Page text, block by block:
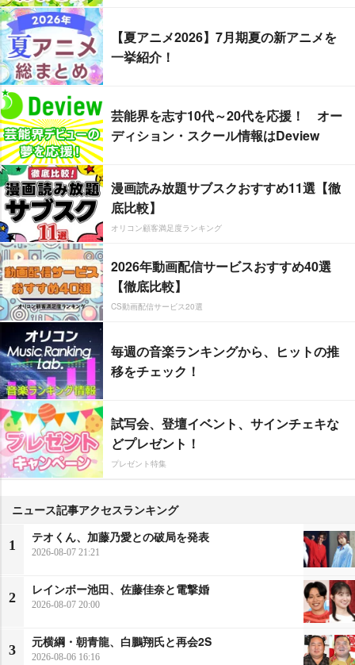
【夏アニメ2026】7月期夏の新アニメを
一挙紹介！
芸能界を志す10代～20代を応援！ オー
ディション・スクール情報はDeview
漫画読み放題サブスクおすすめ11選【徹
底比較】
オリコン顧客満足度ランキング
2026年動画配信サービスおすすめ40選
【徹底比較】
CS動画配信サービス20選
毎週の音楽ランキングから、ヒットの推
移をチェック！
試写会、登壇イベント、サインチェキな
どプレゼント！
プレゼント特集
ニュース記事アクセスランキング
1
テオくん、加藤乃愛との破局を発表
2026-08-07 21:21
2
レインボー池田、佐藤佳奈と電撃婚
2026-08-07 20:00
3
元横綱・朝青龍、白鵬翔氏と再会2S
2026-08-06 16:16